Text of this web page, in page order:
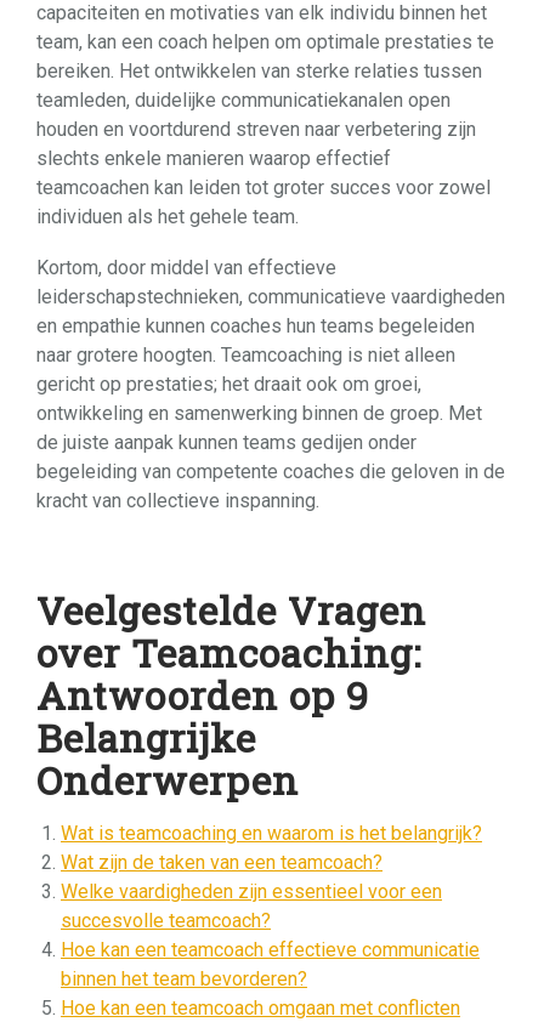
capaciteiten en motivaties van elk individu binnen het
team, kan een coach helpen om optimale prestaties te
bereiken. Het ontwikkelen van sterke relaties tussen
teamleden, duidelijke communicatiekanalen open
houden en voortdurend streven naar verbetering zijn
slechts enkele manieren waarop effectief
teamcoachen kan leiden tot groter succes voor zowel
individuen als het gehele team.
Kortom, door middel van effectieve
leiderschapstechnieken, communicatieve vaardigheden
en empathie kunnen coaches hun teams begeleiden
naar grotere hoogten. Teamcoaching is niet alleen
gericht op prestaties; het draait ook om groei,
ontwikkeling en samenwerking binnen de groep. Met
de juiste aanpak kunnen teams gedijen onder
begeleiding van competente coaches die geloven in de
kracht van collectieve inspanning.
Veelgestelde Vragen
over Teamcoaching:
Antwoorden op 9
Belangrijke
Onderwerpen
Wat is teamcoaching en waarom is het belangrijk?
Wat zijn de taken van een teamcoach?
Welke vaardigheden zijn essentieel voor een
succesvolle teamcoach?
Hoe kan een teamcoach effectieve communicatie
binnen het team bevorderen?
Hoe kan een teamcoach omgaan met conflicten